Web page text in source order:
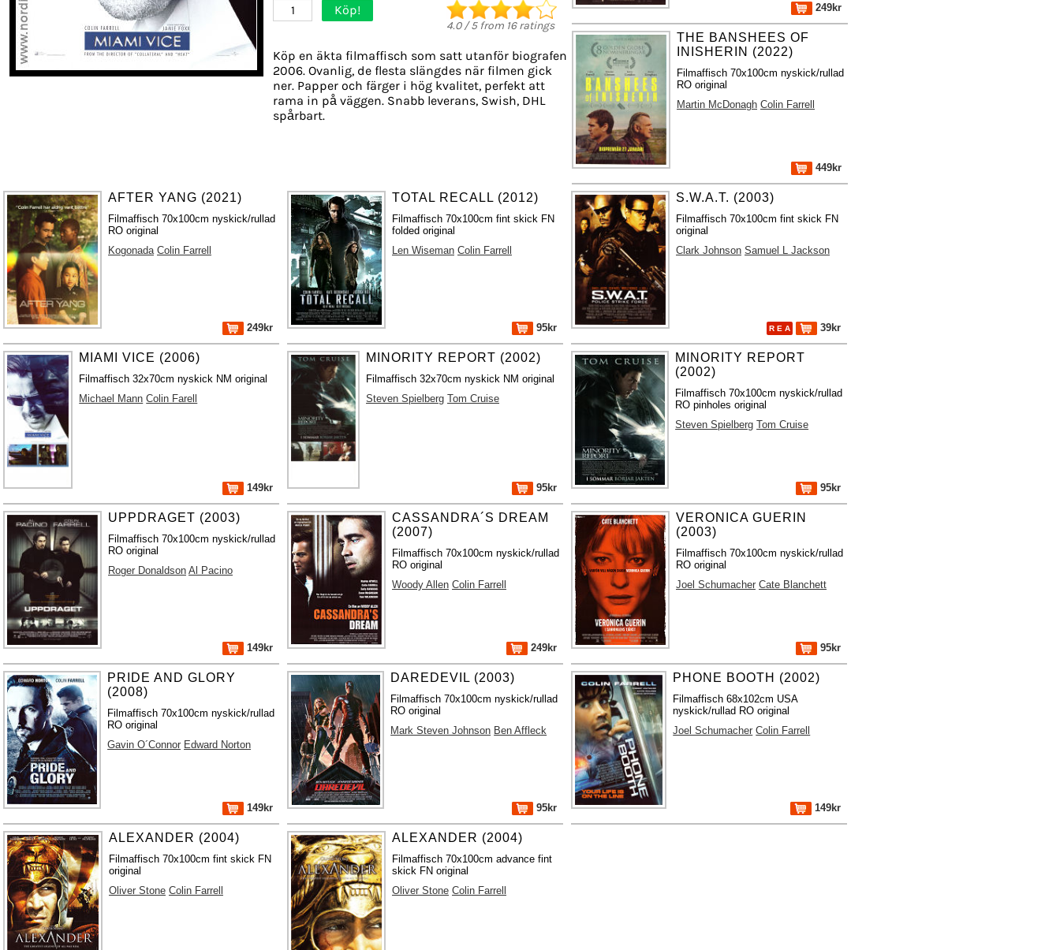
1 Köp!
4.0/5from 16ratings
Köp en äkta filmaffisch som satt utanför biografen
2006. Ovanlig, de flesta slängdes när filmen gick
ner. Papper och färger i hög kvalitet, perfekt att
rama in på väggen. Snabb leverans, Swish, DHL
spårbart.
249kr
THE BANSHEES OF
INISHERIN (2022)
Filmaffisch 70x100cm nyskick/rullad
RO original
Martin McDonagh Colin Farrell
449kr
AFTER YANG (2021)
Filmaffisch 70x100cm nyskick/rullad
RO original
Kogonada Colin Farrell
249kr
TOTAL RECALL (2012)
Filmaffisch 70x100cm fint skick FN
folded original
Len Wiseman Colin Farrell
95kr
S.W.A.T. (2003)
Filmaffisch 70x100cm fint skick FN
original
Clark Johnson Samuel L Jackson
R E A 39kr
MIAMI VICE (2006)
Filmaffisch 32x70cm nyskick NM original
Michael Mann Colin Farell
149kr
MINORITY REPORT (2002)
Filmaffisch 32x70cm nyskick NM original
Steven Spielberg Tom Cruise
95kr
MINORITY REPORT
(2002)
Filmaffisch 70x100cm nyskick/rullad
RO pinholes original
Steven Spielberg Tom Cruise
95kr
UPPDRAGET (2003)
Filmaffisch 70x100cm nyskick/rullad
RO original
Roger Donaldson Al Pacino
149kr
CASSANDRA´S DREAM
(2007)
Filmaffisch 70x100cm nyskick/rullad
RO original
Woody Allen Colin Farrell
249kr
VERONICA GUERIN
(2003)
Filmaffisch 70x100cm nyskick/rullad
RO original
Joel Schumacher Cate Blanchett
95kr
PRIDE AND GLORY
(2008)
Filmaffisch 70x100cm nyskick/rullad
RO original
Gavin O´Connor Edward Norton
149kr
DAREDEVIL (2003)
Filmaffisch 70x100cm nyskick/rullad
RO original
Mark Steven Johnson Ben Affleck
95kr
PHONE BOOTH (2002)
Filmaffisch 68x102cm USA
nyskick/rullad RO original
Joel Schumacher Colin Farrell
149kr
ALEXANDER (2004)
Filmaffisch 70x100cm fint skick FN
original
Oliver Stone Colin Farrell
ALEXANDER (2004)
Filmaffisch 70x100cm advance fint
skick FN original
Oliver Stone Colin Farrell